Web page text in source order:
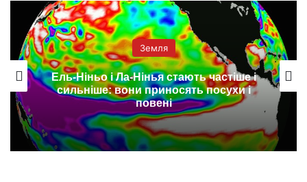
Земля
Ель-Ніньо і Ла-Нінья стають частіше і
сильніше: вони приносять посухи і
повені